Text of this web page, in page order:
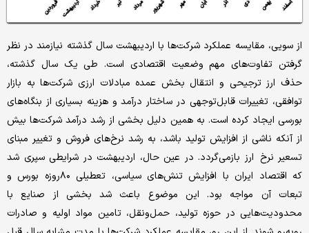
از سویی، مقایسه عملکرد شرکت‌ها با اردیبهشت سال گذشته نیازمند در نظر
گرفتن تفاوت‌های مهم وضعیت اقتصادی است. طی یک سال گذشته،
حذف ارز ترجیحی و انتقال بخش عمده مبادلات ارزی شرکت‌ها به بازار
توافقی، تغییرات قابل‌توجهی در ساختار درآمد و هزینه بسیاری از بنگاه‌های
بورسی ایجاد کرده است. به همین دلیل بخشی از رشد درآمد شرکت‌ها بیش
از آنکه ناشی از افزایش تولید باشد، به رشد نرخ‌های فروش و تغییر مبنای
تسعیر نرخ ارز بازمی‌گردد. در عین حال، اردیبهشت در شرایطی سپری شد
که اقتصاد ایران با افزایش تنش‌های سیاسی، تعطیلی ۸۰روزه بورس و
تبعات آن مواجه بود. این موضوع باعث شد بخشی از صنایع با
محدودیت‌هایی در حوزه تولید، حمل‌ونقل، تامین مواد اولیه و صادرات